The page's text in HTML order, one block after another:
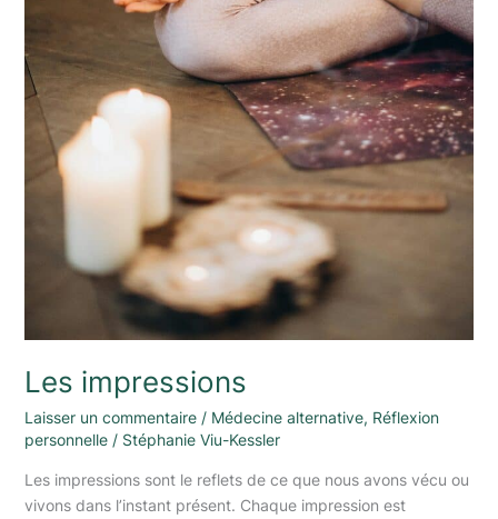
Les impressions
Laisser un commentaire / Médecine alternative, Réflexion
personnelle/ Stéphanie Viu-Kessler
Les impressions sont le reflets de ce que nous avons vécu ou
vivons dans l’instant présent. Chaque impression est